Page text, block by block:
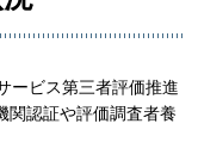
ービス第三者評価推進
関認証や評価調査者養